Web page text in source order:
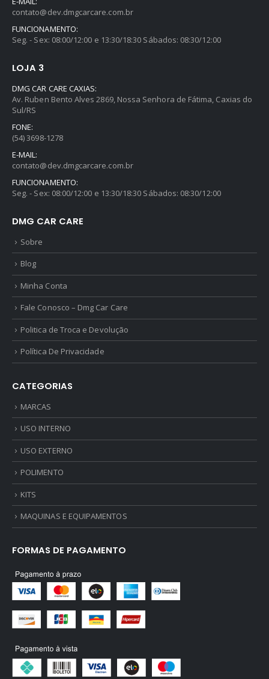
contato@dev.dmgcarcare.com.br
FUNCIONAMENTO:
Seg. - Sex: 08:00/12:00 e 13:30/18:30 Sábados: 08:30/12:00
LOJA 3
DMG CAR CARE CAXIAS:
Av. Ruben Bento Alves 2869, Nossa Senhora de Fátima, Caxias do
Sul/RS
FONE:
(54) 3698-1278
E-MAIL:
contato@dev.dmgcarcare.com.br
FUNCIONAMENTO:
Seg. - Sex: 08:00/12:00 e 13:30/18:30 Sábados: 08:30/12:00
DMG CAR CARE
Sobre
Blog
Minha Conta
Fale Conosco – Dmg Car Care
Politica de Troca e Devolução
Política De Privacidade
CATEGORIAS
MARCAS
USO INTERNO
USO EXTERNO
POLIMENTO
KITS
MAQUINAS E EQUIPAMENTOS
FORMAS DE PAGAMENTO